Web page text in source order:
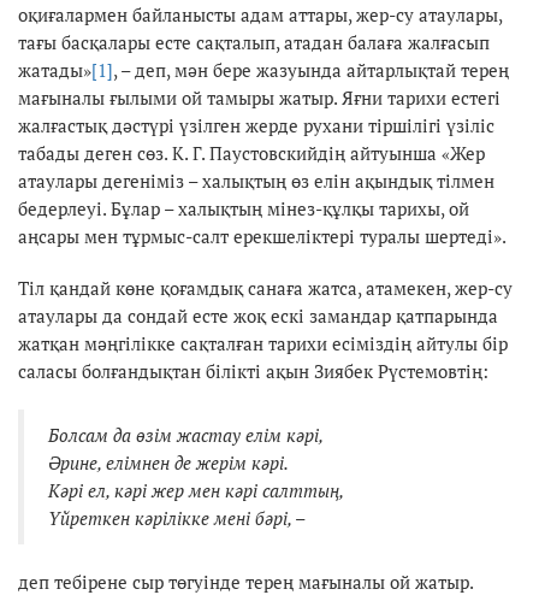
оқиғалармен байланысты адам аттары, жер-су атаулары,
тағы басқалары есте сақталып, атадан балаға жалғасып
жатады»[1], – деп, мән бере жазуында айтарлықтай терең
мағыналы ғылыми ой тамыры жатыр. Яғни тарихи естегі
жалғастық дәстүрі үзілген жерде рухани тіршілігі үзіліс
табады деген сөз. К. Г. Паустовскийдің айтуынша «Жер
атаулары дегеніміз – халықтың өз елін ақындық тілмен
бедерлеуі. Бұлар – халықтың мінез-құлқы тарихы, ой
аңсары мен тұрмыс-салт ерекшеліктері туралы шертеді».
Тіл қандай көне қоғамдық санаға жатса, атамекен, жер-су
атаулары да сондай есте жоқ ескі замандар қатпарында
жатқан мәңгілікке сақталған тарихи есіміздің айтулы бір
саласы болғандықтан білікті ақын Зиябек Рүстемовтің:
Болсам да өзім жастау елім кәрі,
Әрине, елімнен де жерім кәрі.
Кәрі ел, кәрі жер мен кәрі салттың,
Үйреткен кәрілікке мені бәрі, –
деп тебірене сыр төгуінде терең мағыналы ой жатыр.